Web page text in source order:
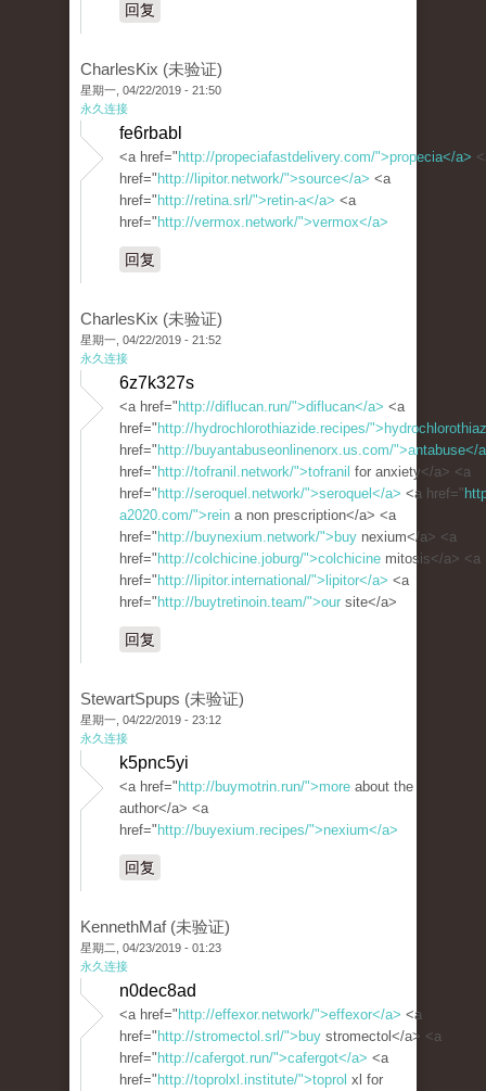
回复
CharlesKix (未验证)
星期一, 04/22/2019 - 21:50
永久连接
fe6rbabl
<a href=" http://propeciafastdelivery.com/">propecia</a>
href=" http://lipitor.network/">source</a> <a
href=" http://retina.srl/">retin-a</a> <a
href=" http://vermox.network/">vermox</a>
回复
CharlesKix (未验证)
星期一, 04/22/2019 - 21:52
永久连接
6z7k327s
<a href=" http://diflucan.run/">diflucan</a> <a
href=" http://hydrochlorothiazide.recipes/
href=" http://buyantabuseonlinenorx.us.com/">antabuse</
href=" http://tofranil.network/">tofranil for anxiety</a> <a
href=" http://seroquel.network/">seroquel</a> <a href="
a2020.com/">rein a non prescription</a> <a
href=" http://buynexium.network/">buy nexium</a> <a
href=" http://colchicine.joburg/">colchicine mitosis</a> <a
href=" http://lipitor.international/">lipitor</a> <a
href=" http://buytretinoin.team/">our site</a>
回复
StewartSpups (未验证)
星期一, 04/22/2019 - 23:12
永久连接
k5pnc5yi
<a href=" http://buymotrin.run/">more about the
author</a> <a
href=" http://buyexium.recipes/">nexium</a>
回复
KennethMaf (未验证)
星期二, 04/23/2019 - 01:23
永久连接
n0dec8ad
<a href=" http://effexor.network/">effexor</a> <a
href=" http://stromectol.srl/">buy stromectol</a> <a
href=" http://cafergot.run/">cafergot</a> <a
href=" http://toprolxl.institute/">toprol xl for